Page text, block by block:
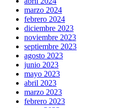
marzo 2024
febrero 2024
diciembre 2023
noviembre 2023
septiembre 2023
agosto 2023
junio 2023
mayo 2023
abril 2023
marzo 2023
febrero 2023